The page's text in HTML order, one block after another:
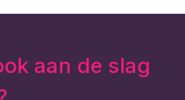
aan de slag